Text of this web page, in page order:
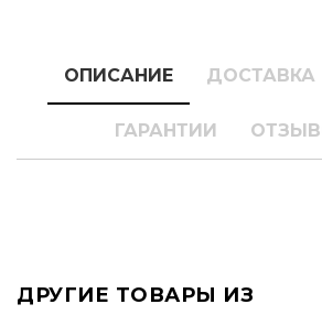
ОПИСАНИЕ ДОСТАВКА
ГАРАНТИИ
ДРУГИЕ ТОВАРЫ ИЗ